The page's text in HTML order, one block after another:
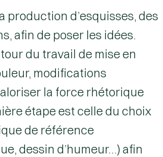
production d’esquisses, des
afin de poser les idées.
du travail de mise en
modifications
la force rhétorique
étape est celle du choix
de référence
dessin d’humeur…) afin